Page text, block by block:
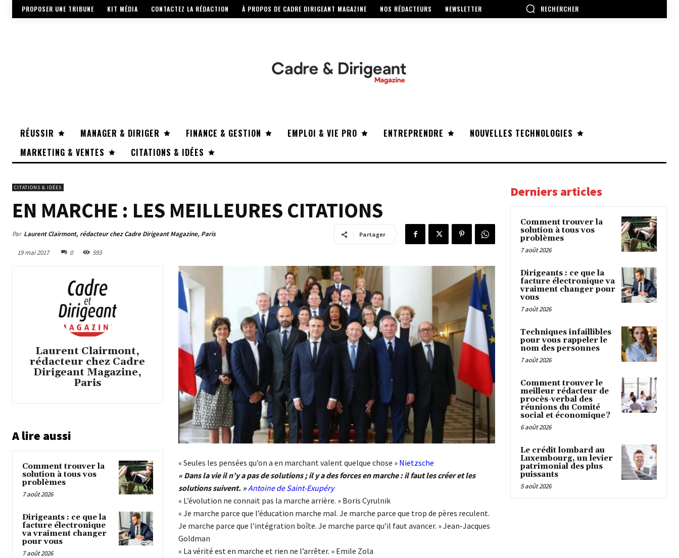
PROPOSER UNE TRIBUNE KIT MÉDIA CONTACTEZ LA RÉDACTION À PROPOS DE CADRE DIRIGEANT MAGAZINE NOS RÉDACTEURS NEWSLETTER RECHERCHER
RÉUSSIR MANAGER & DIRIGER FINANCE & GESTION EMPLOI & VIE PRO ENTREPRENDRE
NOUVELLES TECHNOLOGIES
MARKETING & VENTES
CITATIONS & IDÉES
CITATIONS & IDÉES
EN MARCHE : LES MEILLEURES CITATIONS
Par Laurent Clairmont, rédacteur chez Cadre Dirigeant Magazine, Paris
19 mai 2017 0 593
Partager
Laurent Clairmont,
rédacteur chez Cadre
Dirigeant Magazine,
Paris
A lire aussi
Comment trouver la
solution à tous vos
problèmes
7 août 2026
Dirigeants : ce que la
facture électronique
va vraiment changer
pour vous
7 août 2026
« Seules les pensées qu’on a en marchant valent quelque chose » Nietzsche
« Dans la vie il n’y a pas de solutions ; il y a des forces en marche : il faut les créer et les
solutions suivent. »Antoine de Saint-Exupéry
« L’évolution ne connait pas la marche arrière. » Boris Cyrulnik
« Je marche parce que l’éducation marche mal. Je marche parce que trop de pères reculent.
Je marche parce que l’intégration boîte. Je marche parce qu’il faut avancer. » Jean-Jacques
Goldman
« La vérité est en marche et rien ne l’arrêter. » Emile Zola
Derniers articles
Comment trouver la
solution à tous vos
problèmes
7 août 2026
Dirigeants : ce que la
facture électronique va
vraiment changer pour
vous
7 août 2026
Techniques infaillibles
pour vous rappeler le
nom des personnes
7 août 2026
Comment trouver le
meilleur rédacteur de
procès-verbal des
réunions du Comité
social et économique ?
6 août 2026
Le crédit lombard au
Luxembourg, un levier
patrimonial des plus
puissants
5 août 2026